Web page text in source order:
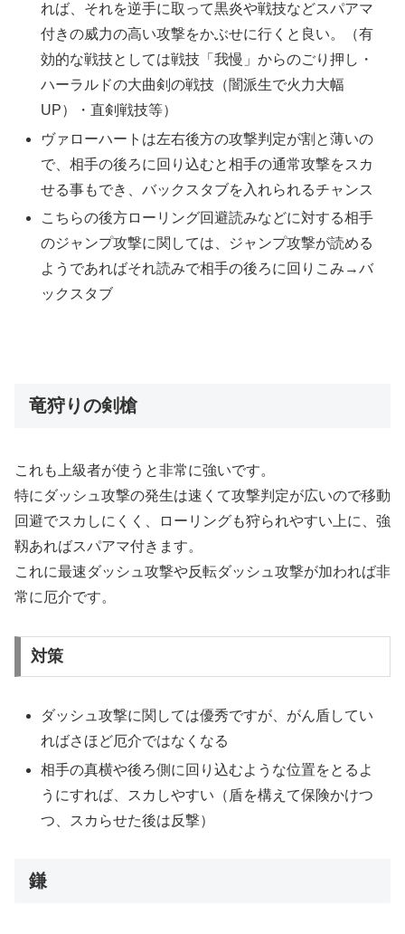
れば、それを逆手に取って黒炎や戦技などスパアマ
付きの威力の高い攻撃をかぶせに行くと良い。（有
効的な戦技としては戦技「我慢」からのごり押し・
ハーラルドの大曲剣の戦技（闇派生で火力大幅
UP）・直剣戦技等）
ヴァローハートは左右後方の攻撃判定が割と薄いの
で、相手の後ろに回り込むと相手の通常攻撃をスカ
せる事もでき、バックスタブを入れられるチャンス
こちらの後方ローリング回避読みなどに対する相手
のジャンプ攻撃に関しては、ジャンプ攻撃が読める
ようであればそれ読みで相手の後ろに回りこみ→バ
ックスタブ
竜狩りの剣槍
これも上級者が使うと非常に強いです。
特にダッシュ攻撃の発生は速くて攻撃判定が広いので移動
回避でスカしにくく、ローリングも狩られやすい上に、強
靱あればスパアマ付きます。
これに最速ダッシュ攻撃や反転ダッシュ攻撃が加われば非
常に厄介です。
対策
ダッシュ攻撃に関しては優秀ですが、がん盾してい
ればさほど厄介ではなくなる
相手の真横や後ろ側に回り込むような位置をとるよ
うにすれば、スカしやすい（盾を構えて保険かけつ
つ、スカらせた後は反撃）
鎌